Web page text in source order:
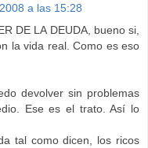
a las 15:28
DE LA DEUDA, bueno si,
la vida real. Como es eso
devolver sin problemas
Ese es el trato. Así lo
tal como dicen, los ricos